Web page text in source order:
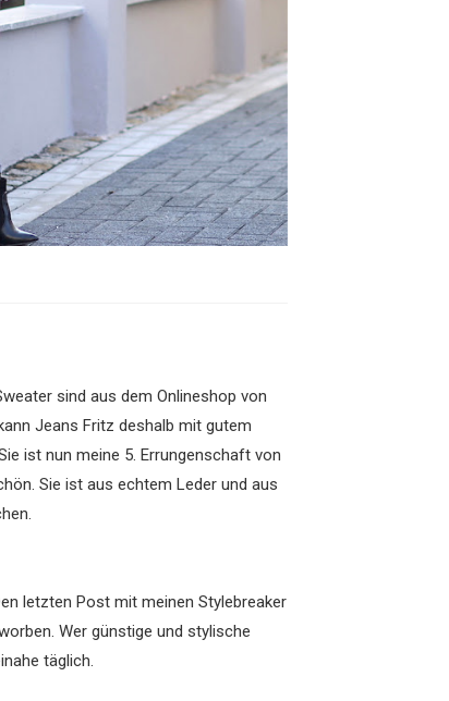
sind aus dem Onlineshop von
Jeans Fritz deshalb mit gutem
ist nun meine 5. Errungenschaft von
Sie ist aus echtem Leder und aus
letzten Post mit meinen Stylebreaker
Wer günstige und stylische
täglich.